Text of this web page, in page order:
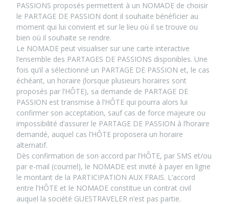
PASSIONS proposés permettent à un NOMADE de choisir
le PARTAGE DE PASSION dont il souhaite bénéficier au
moment qui lui convient et sur le lieu où il se trouve ou
bien où il souhaite se rendre.
Le NOMADE peut visualiser sur une carte interactive
l’ensemble des PARTAGES DE PASSIONS disponibles. Une
fois qu’il a sélectionné un PARTAGE DE PASSION et, le cas
échéant, un horaire (lorsque plusieurs horaires sont
proposés par l’HÔTE), sa demande de PARTAGE DE
PASSION est transmise à l’HÔTE qui pourra alors lui
confirmer son acceptation, sauf cas de force majeure ou
impossibilité d’assurer le PARTAGE DE PASSION à l’horaire
demandé, auquel cas l’HÔTE proposera un horaire
alternatif.
Dès confirmation de son accord par l’HÔTE, par SMS et/ou
par e-mail (courriel), le NOMADE est invité à payer en ligne
le montant de la PARTICIPATION AUX FRAIS. L’accord
entre l’HÔTE et le NOMADE constitue un contrat civil
auquel la société GUESTRAVELER n’est pas partie.